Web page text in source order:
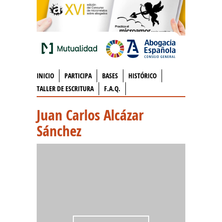
INICIO PARTICIPA BASES
HISTÓRICO
TALLER DE ESCRITURA
F.A.Q.
Juan Carlos Alcázar
Sánchez